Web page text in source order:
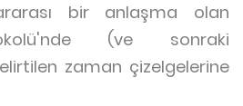
bir anlaşma olan
(ve sonraki
zaman çizelgelerine